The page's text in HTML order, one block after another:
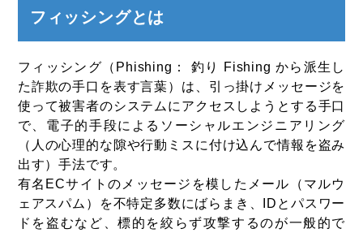
フィッシングとは
フィッシング（Phishing： 釣り Fishing から派生し
た詐欺の手口を表す言葉）は、引っ掛けメッセージを
使って被害者のシステムにアクセスしようとする手口
で、電子的手段によるソーシャルエンジニアリング
（人の心理的な隙や行動ミスに付け込んで情報を盗み
出す）手法です。
有名ECサイトのメッセージを模したメール（マルウ
ェアスパム）を不特定多数にばらまき、IDとパスワー
ドを盗むなど、標的を絞らず攻撃するのが一般的で